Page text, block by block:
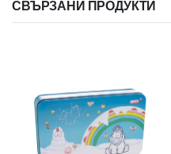
СВЪРЗАНИ ПРОДУКТИ